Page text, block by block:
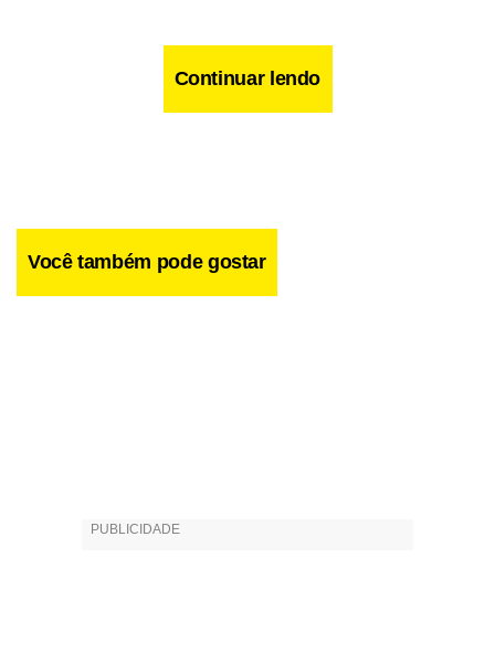
Continuar lendo
Você também pode gostar